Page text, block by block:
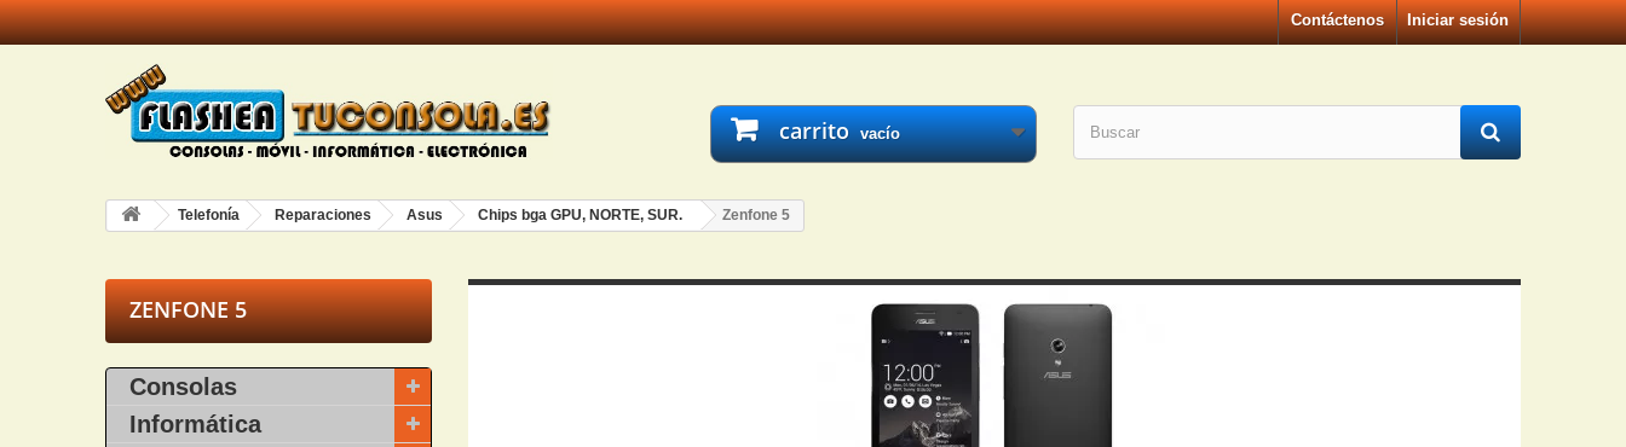
Iniciar sesión
Contáctenos
carrito vacío
Telefonía Reparaciones Asus Chips bga GPU, NORTE, SUR. Zenfone 5
ZENFONE 5
Consolas
Informática